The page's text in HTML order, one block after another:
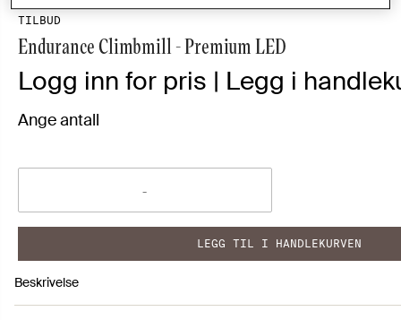
TILBUD
Endurance Climbmill - Premium LED
Logg inn for pris | Legg i
Ange antall
LEGG TIL I HANDLEKURVEN
Beskrivelse